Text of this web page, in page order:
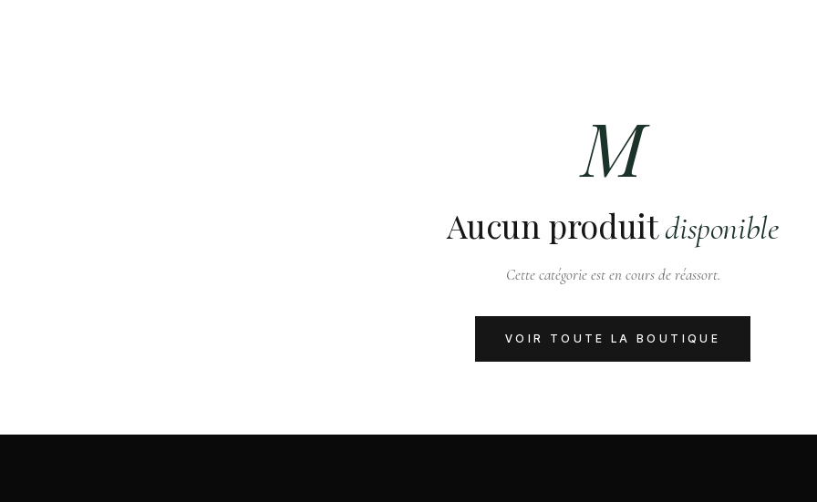
M
Aucun produitdisponible
Cette catégorie est en cours de réassort.
VOIR TOUTE LA BOUTIQUE